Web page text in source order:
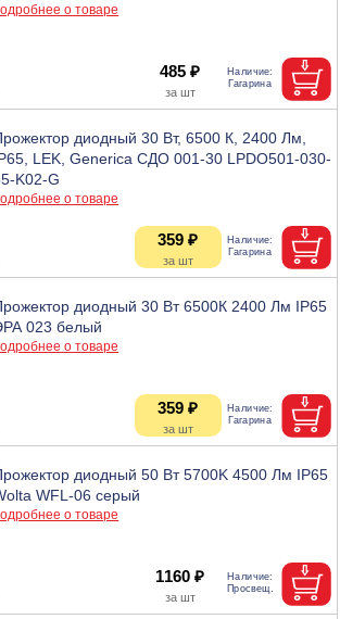
о товаре
485 ₽
диодный 30 Вт, 6500 К, 2400 Лм,
LEK, Generica СДО 001-30 LPDO501-030-
K02-G
о товаре
359 ₽
диодный 30 Вт 6500К 2400 Лм IP65
023 белый
о товаре
359 ₽
диодный 50 Вт 5700K 4500 Лм IP65
WFL-06 серый
о товаре
1160 ₽